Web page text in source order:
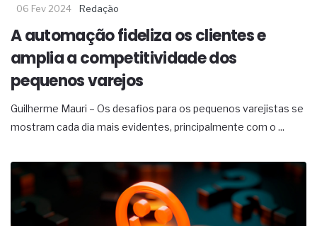
06 Fev 2024 Redação
A automação fideliza os clientes e
amplia a competitividade dos
pequenos varejos
Guilherme Mauri – Os desafios para os pequenos varejistas se
mostram cada dia mais evidentes, principalmente com o ...